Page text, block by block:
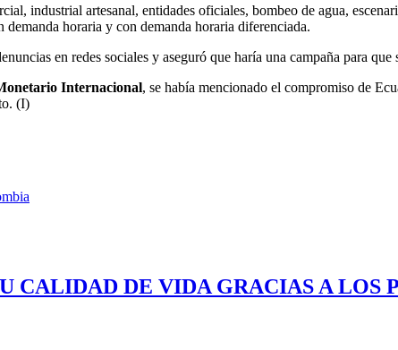
industrial artesanal, entidades oficiales, bombeo de agua,
horaria y con demanda horaria diferenciada.
en redes sociales y aseguró que haría una campaña para
Internacional, se había mencionado el compromiso de
(I)
CALIDAD DE VIDA GRACIAS A LOS